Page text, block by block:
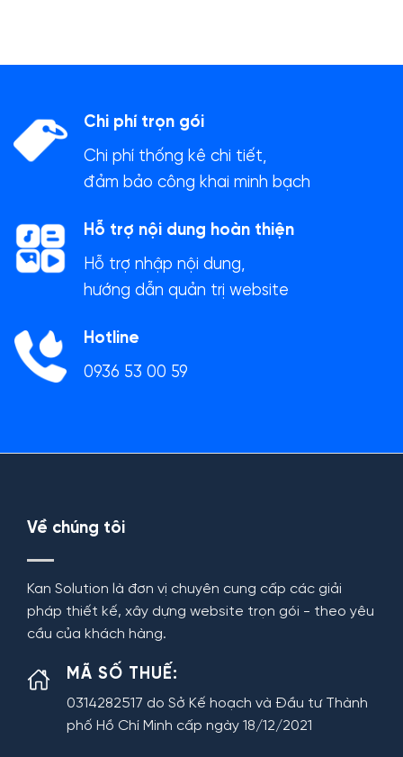
Chi phí trọn gói
Chi phí thống kê chi tiết,
đảm bảo công khai minh bạch
Hỗ trợ nội dung hoàn thiện
Hỗ trợ nhập nội dung,
hướng dẫn quản trị website
Hotline
0936 53 00 59
Về chúng tôi
Kan Solution là đơn vị chuyên cung cấp các giải
pháp thiết kế, xây dựng website trọn gói - theo yêu
cầu của khách hàng.
MÃ SỐ THUẾ:
0314282517 do Sở Kế hoạch và Đầu tư Thành
phố Hồ Chí Minh cấp ngày 18/12/2021